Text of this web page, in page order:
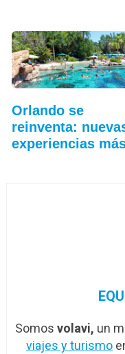
Orlando se
reinventa:
experiencias
Somosvolavi, un
viajes y turismo